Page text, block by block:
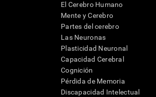
El Cerebro Humano
Mente y Cerebro
Partes del cerebro
Las Neuronas
Plasticidad Neuronal
Capacidad Cerebral
Cognición
Pérdida de Memoria
Discapacidad Intelectual